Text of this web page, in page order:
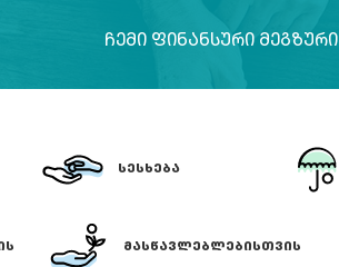
ᲩᲔᲛᲘ ᲤᲘᲜᲐᲜᲡᲣᲠᲘ ᲛᲔᲒᲖᲣᲠᲘ
ᲡᲔᲡᲮᲔᲑᲐ
ᲛᲐᲡᲬᲐᲕᲚᲔᲑᲚᲔᲑᲘᲡᲗᲕᲘᲡ